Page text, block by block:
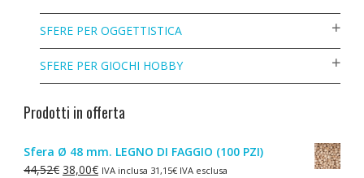
SFERE PER OGGETTISTICA
SFERE PER GIOCHI HOBBY
Prodotti in offerta
Sfera Ø 48 mm. LEGNO DI FAGGIO (100 PZI)
44,52€ Il
38,00€IlIVA inclusa 31,15€IVA esclusa